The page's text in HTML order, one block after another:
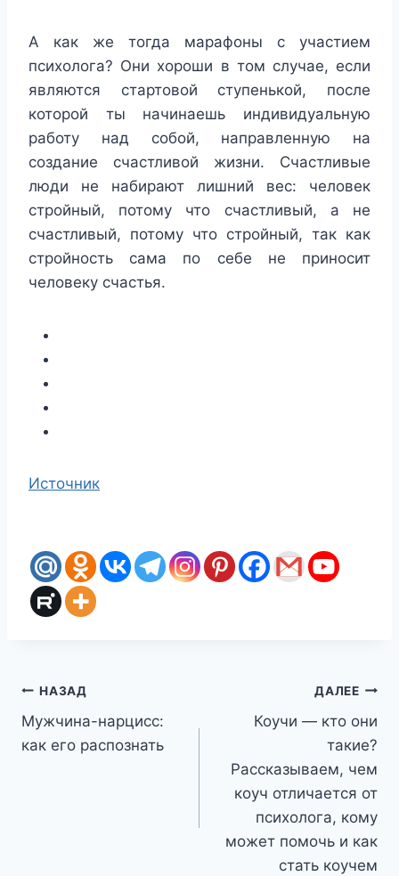
А как же тогда марафоны с участием
психолога? Они хороши в том случае, если
являются стартовой ступенькой, после
которой ты начинаешь индивидуальную
работу над собой, направленную на
создание счастливой жизни. Счастливые
люди не набирают лишний вес: человек
стройный, потому что счастливый, а не
счастливый, потому что стройный, так как
стройность сама по себе не приносит
человеку счастья.
Источник
Навигация
по
НАЗАД
Мужчина-нарцисс:
как его распознать
ДАЛЕЕ
Коучи — кто они
такие?
Рассказываем, чем
коуч отличается от
психолога, кому
может помочь и как
стать коучем